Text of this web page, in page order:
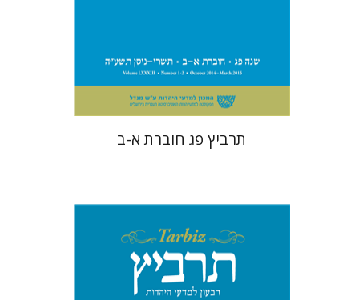
$56
$50
תרביץ פג חוברת א-ב
שולמית אליצור
מנחם קיסטר
קטרינה ריגו